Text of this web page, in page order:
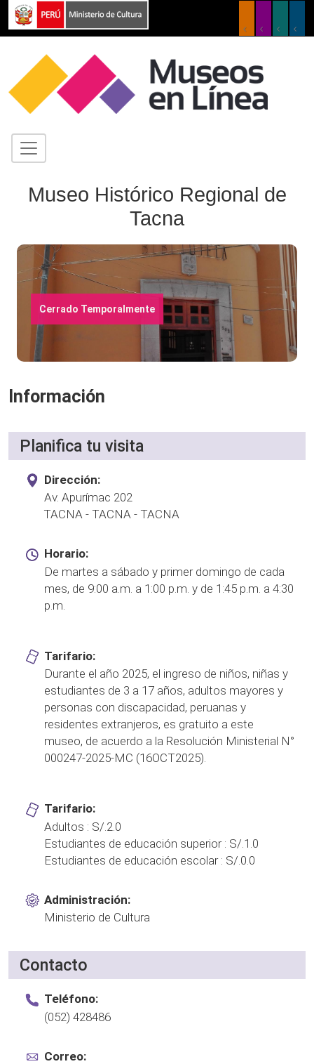
Museo Histórico Regional de
Tacna
Cerrado Temporalmente
Información
Planifica tu visita
Dirección:
Av. Apurímac 202
TACNA - TACNA - TACNA
Horario:
De martes a sábado y primer domingo de cada
mes, de 9:00 a.m. a 1:00 p.m. y de 1:45 p.m. a 4:30
p.m.
Tarifario:
Durante el año 2025, el ingreso de niños, niñas y
estudiantes de 3 a 17 años, adultos mayores y
personas con discapacidad, peruanas y
residentes extranjeros, es gratuito a este
museo, de acuerdo a la Resolución Ministerial N°
000247-2025-MC (16OCT2025).
Tarifario:
Adultos : S/.2.0
Estudiantes de educación superior : S/.1.0
Estudiantes de educación escolar : S/.0.0
Administración:
Ministerio de Cultura
Contacto
Teléfono:
(052) 428486
Correo: